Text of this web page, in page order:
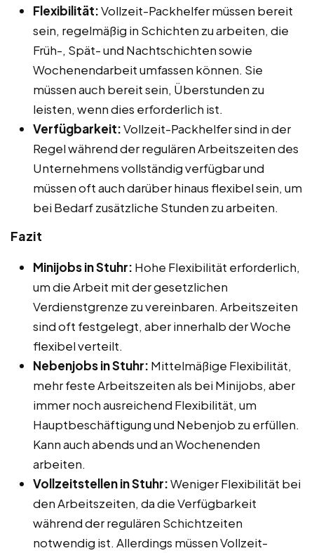
Flexibilität:Vollzeit-Packhelfer müssen bereit
sein, regelmäßig in Schichten zu arbeiten, die
Früh-, Spät- und Nachtschichten sowie
Wochenendarbeit umfassen können. Sie
müssen auch bereit sein, Überstunden zu
leisten, wenn dies erforderlich ist.
Verfügbarkeit:Vollzeit-Packhelfer sind in der
Regel während der regulären Arbeitszeiten des
Unternehmens vollständig verfügbar und
müssen oft auch darüber hinaus flexibel sein, um
bei Bedarf zusätzliche Stunden zu arbeiten.
Fazit
Minijobs in Stuhr: Hohe Flexibilität erforderlich,
um die Arbeit mit der gesetzlichen
Verdienstgrenze zu vereinbaren. Arbeitszeiten
sind oft festgelegt, aber innerhalb der Woche
flexibel verteilt.
Nebenjobs in Stuhr: Mittelmäßige Flexibilität,
mehr feste Arbeitszeiten als bei Minijobs, aber
immer noch ausreichend Flexibilität, um
Hauptbeschäftigung und Nebenjob zu erfüllen.
Kann auch abends und an Wochenenden
arbeiten.
Vollzeitstellen in Stuhr:Weniger Flexibilität bei
den Arbeitszeiten, da die Verfügbarkeit
während der regulären Schichtzeiten
notwendig ist. Allerdings müssen Vollzeit-